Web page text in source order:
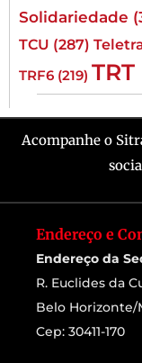
Solidariedade
TCU (287)
TRF6 (219) TRT
Acompanhe o
Endereço e
Endereço da
R. Euclides da
Belo Horizonte/
Cep: 30411-170